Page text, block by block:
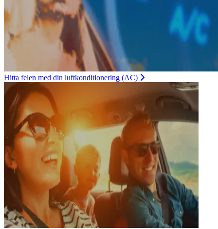
Hitta felen med din luftkonditionering (AC)